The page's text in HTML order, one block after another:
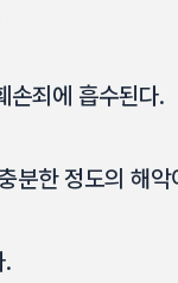
손죄에 흡수된다.
분한 정도의 해
.